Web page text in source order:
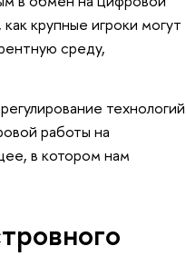
крупные игроки могут
среду,
технологий
работы на
в котором нам